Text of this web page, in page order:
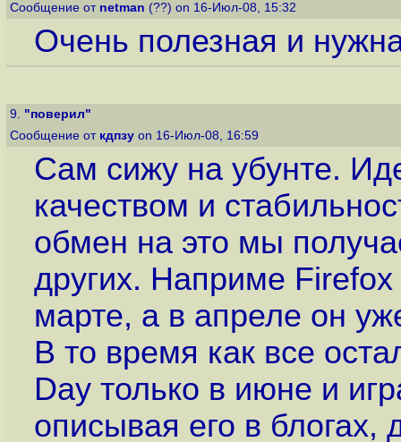
Сообщение от netman (??) on 16-Июл-08, 15:32
Очень полезная и
9. "поверил"
Сообщение от кдпзу on 16-Июл-08, 16:59
Сам сижу на убунте.
качеством и
обмен на это мы
других. Наприме
марте, а в апреле он
В то время как все
Day только в июне и
описывая его в блогах,